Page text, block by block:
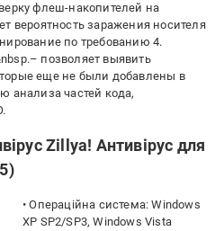
флеш-накопителей на
вероятность заражения носителя
по требованию 4.
позволяет выявить
еще не были добавлены в
анализа частей кода,
Zillya! Антивірус для
• Операційна система: Windows
XP SP2/SP3, Windows Vista